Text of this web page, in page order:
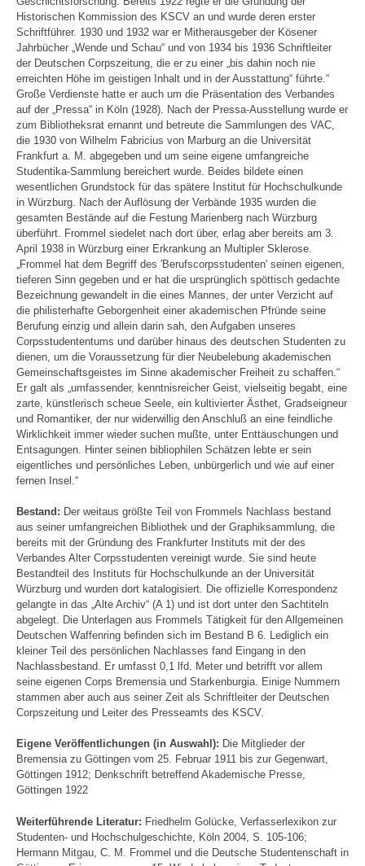
Historischen Kommission des KSCV an und wurde deren erster
Schriftführer. 1930 und 1932 war er Mitherausgeber der Kösener
Jahrbücher „Wende und Schau“ und von 1934 bis 1936 Schriftleiter
der Deutschen Corpszeitung, die er zu einer „bis dahin noch nie
erreichten Höhe im geistigen Inhalt und in der Ausstattung“ führte.“
Große Verdienste hatte er auch um die Präsentation des Verbandes
auf der „Pressa“ in Köln (1928). Nach der Pressa-Ausstellung wurde er
zum Bibliotheksrat ernannt und betreute die Sammlungen des VAC,
die 1930 von Wilhelm Fabricius von Marburg an die Universität
Frankfurt a. M. abgegeben und um seine eigene umfangreiche
Studentika-Sammlung bereichert wurde. Beides bildete einen
wesentlichen Grundstock für das spätere Institut für Hochschulkunde
in Würzburg. Nach der Auflösung der Verbände 1935 wurden die
gesamten Bestände auf die Festung Marienberg nach Würzburg
überführt. Frommel siedelet nach dort über, erlag aber bereits am 3.
April 1938 in Würzburg einer Erkrankung an Multipler Sklerose.
„Frommel hat dem Begriff des 'Berufscorpsstudenten' seinen eigenen,
tieferen Sinn gegeben und er hat die ursprünglich spöttisch gedachte
Bezeichnung gewandelt in die eines Mannes, der unter Verzicht auf
die philisterhafte Geborgenheit einer akademischen Pfründe seine
Berufung einzig und allein darin sah, den Aufgaben unseres
Corpsstudententums und darüber hinaus des deutschen Studenten zu
dienen, um die Voraussetzung für dier Neubelebung akademischen
Gemeinschaftsgeistes im Sinne akademischer Freiheit zu schaffen.“
Er galt als „umfassender, kenntnisreicher Geist, vielseitig begabt, eine
zarte, künstlerisch scheue Seele, ein kultivierter Ästhet, Gradseigneur
und Romantiker, der nur widerwillig den Anschluß an eine feindliche
Wirklichkeit immer wieder suchen mußte, unter Enttäuschungen und
Entsagungen. Hinter seinen bibliophilen Schätzen lebte er sein
eigentliches und persönliches Leben, unbürgerlich und wie auf einer
fernen Insel.“
Bestand: Der weitaus größte Teil von Frommels Nachlass bestand
aus seiner umfangreichen Bibliothek und der Graphiksammlung, die
bereits mit der Gründung des Frankfurter Instituts mit der des
Verbandes Alter Corpsstudenten vereinigt wurde. Sie sind heute
Bestandteil des Instituts für Hochschulkunde an der Universität
Würzburg und wurden dort katalogisiert. Die offizielle Korrespondenz
gelangte in das „Alte Archiv“ (A 1) und ist dort unter den Sachtiteln
abgelegt. Die Unterlagen aus Frommels Tätigkeit für den Allgemeinen
Deutschen Waffenring befinden sich im Bestand B 6. Lediglich ein
kleiner Teil des persönlichen Nachlasses fand Eingang in den
Nachlassbestand. Er umfasst 0,1 lfd. Meter und betrifft vor allem
seine eigenen Corps Bremensia und Starkenburgia. Einige Nummern
stammen aber auch aus seiner Zeit als Schriftleiter der Deutschen
Corpszeitung und Leiter des Presseamts des KSCV.
Eigene Veröffentlichungen (in Auswahl): Die Mitglieder der
Bremensia zu Göttingen vom 25. Februar 1911 bis zur Gegenwart,
Göttingen 1912; Denkschrift betreffend Akademische Presse,
Göttingen 1922
Weiterführende Literatur: Friedhelm Golücke, Verfasserlexikon zur
Studenten- und Hochschulgeschichte, Köln 2004, S. 105-106;
Hermann Mitgau, C. M. Frommel und die Deutsche Studentenschaft in